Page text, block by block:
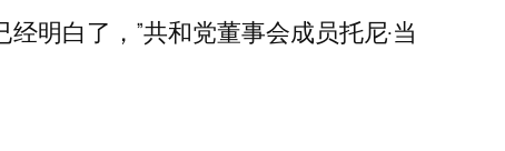
明白了，”共和党董事会成员托尼·当